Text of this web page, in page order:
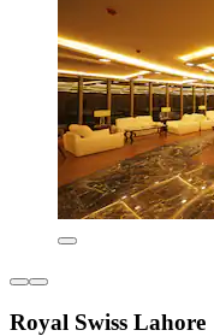
Royal Swiss Lahore